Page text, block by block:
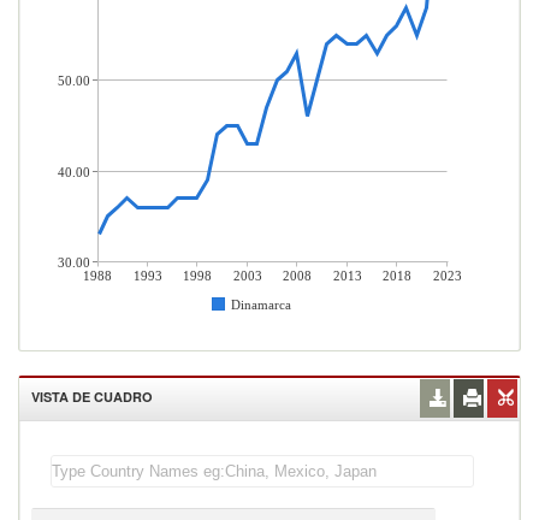
1988 1993 1998 2003 2008 2013 2018
2023
Dinamarca
50.00
40.00
30.00
VISTA DE CUADRO